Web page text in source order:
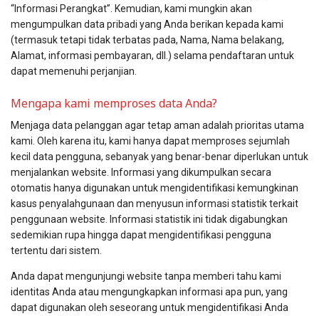
“Informasi Perangkat”. Kemudian, kami mungkin akan
mengumpulkan data pribadi yang Anda berikan kepada kami
(termasuk tetapi tidak terbatas pada, Nama, Nama belakang,
Alamat, informasi pembayaran, dll.) selama pendaftaran untuk
dapat memenuhi perjanjian.
Mengapa kami memproses data Anda?
Menjaga data pelanggan agar tetap aman adalah prioritas utama
kami. Oleh karena itu, kami hanya dapat memproses sejumlah
kecil data pengguna, sebanyak yang benar-benar diperlukan untuk
menjalankan website. Informasi yang dikumpulkan secara
otomatis hanya digunakan untuk mengidentifikasi kemungkinan
kasus penyalahgunaan dan menyusun informasi statistik terkait
penggunaan website. Informasi statistik ini tidak digabungkan
sedemikian rupa hingga dapat mengidentifikasi pengguna
tertentu dari sistem.
Anda dapat mengunjungi website tanpa memberi tahu kami
identitas Anda atau mengungkapkan informasi apa pun, yang
dapat digunakan oleh seseorang untuk mengidentifikasi Anda